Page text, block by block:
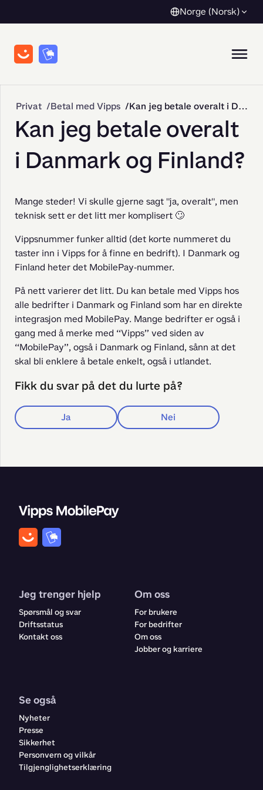
Norge (Norsk)
Privat Betal med Vipps Kan jeg betale overalt i Danmark og Finland?
Kan jeg betale overalt
i Danmark og Finland?
Mange steder! Vi skulle gjerne sagt "ja, overalt", men
teknisk sett er det litt mer komplisert 🙄
Vippsnummer funker alltid (det korte nummeret du
taster inn i Vipps for å finne en bedrift). I Danmark og
Finland heter det MobilePay-nummer.
På nett varierer det litt. Du kan betale med Vipps hos
alle bedrifter i Danmark og Finland som har en direkte
integrasjon med MobilePay. Mange bedrifter er også i
gang med å merke med “Vipps” ved siden av
“MobilePay”, også i Danmark og Finland, sånn at det
skal bli enklere å betale enkelt, også i utlandet.
Fikk du svar på det du lurte på?
Ja Nei
Jeg trenger hjelp
Spørsmål og svar
Driftsstatus
Kontakt oss
Om oss
For brukere
For bedrifter
Om oss
Jobber og karriere
Se også
Nyheter
Presse
Sikkerhet
Personvern og vilkår
Tilgjenglighetserklæring